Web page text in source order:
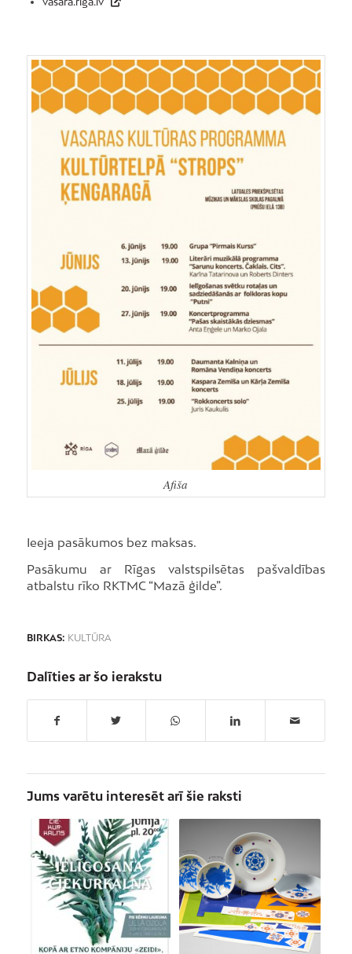
Afiša
Ieeja pasākumos bez maksas.
Pasākumu ar Rīgas valstspilsētas pašvaldības
atbalstu rīko RKTMC “Mazā ģilde”.
BIRKAS: KULTŪRA
Dalīties ar šo ierakstu
Jums varētu interesēt arī šie raksti